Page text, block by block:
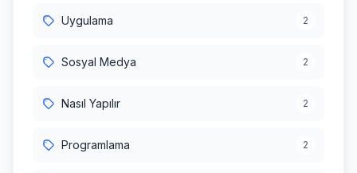
Uygulama 2
Sosyal Medya 2
Nasıl Yapılır 2
Programlama 2